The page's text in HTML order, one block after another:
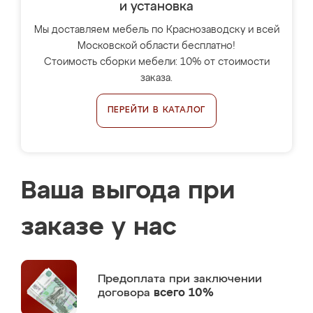
и установка
Мы доставляем мебель по Краснозаводску и всей
Московской области бесплатно!
Стоимость сборки мебели: 10% от стоимости
заказа.
ПЕРЕЙТИ В КАТАЛОГ
Ваша выгода при
заказе у нас
Предоплата при заключении
договора всего 10%